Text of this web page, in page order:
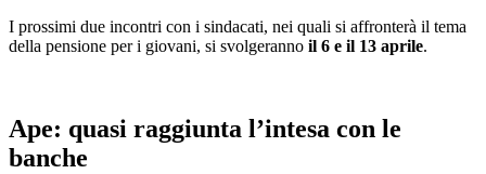
I prossimi due incontri con i sindacati, nei quali si affronterà il tema
della pensione per i giovani, si svolgeranno il 6 e il 13 aprile.
Ape: quasi raggiunta l’intesa con le
banche